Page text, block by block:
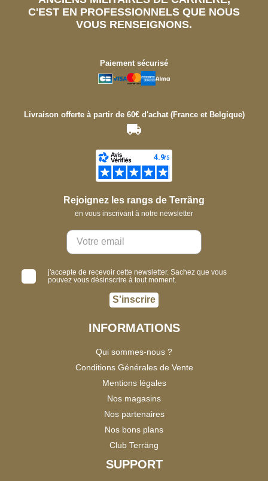
C'EST EN PROFESSIONNELS QUE NOUS
VOUS RENSEIGNONS.
Paiement sécurisé
Livraison offerte à partir de 60€ d'achat (France et Belgique)
Rejoignez les rangs de Terräng
en vous inscrivant à notre newsletter
j'accepte de recevoir cette newsletter. Sachez que vous
pouvez vous désinscrire à tout moment.
S'inscrire
INFORMATIONS
Qui sommes-nous ?
Conditions Générales de Vente
Mentions légales
Nos magasins
Nos partenaires
Nos bons plans
Club Terräng
SUPPORT